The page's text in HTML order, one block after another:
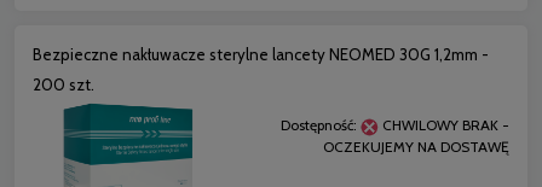
Bezpieczne nakłuwacze sterylne lancety NEOMED 30G 1,2mm -
200 szt.
Dostępność:
CHWILOWY BRAK -
OCZEKUJEMY NA DOSTAWĘ